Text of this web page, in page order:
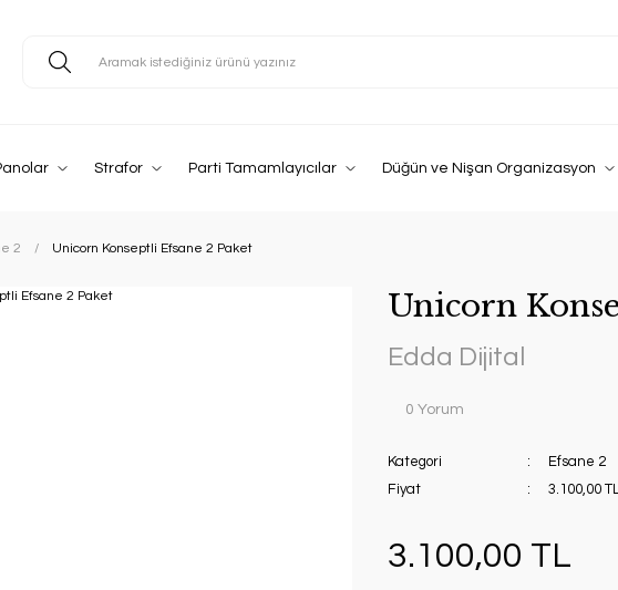
Strafor Parti Tamamlayıcılar Düğün ve Nişan Organizasyon
2 Unicorn Konseptli Efsane 2 Paket
Unicorn
Edda Dijital
0 Yorum
Kategori
Efsane 2
Fiyat
3.100,00
3.100,00 TL